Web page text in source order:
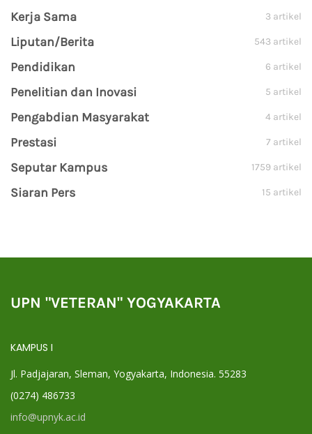
Kerja Sama 3 artikel
Liputan/Berita 543 artikel
Pendidikan 6 artikel
Penelitian dan Inovasi 5 artikel
Pengabdian Masyarakat 4 artikel
Prestasi 7 artikel
Seputar Kampus 1759 artikel
Siaran Pers 15 artikel
UPN "VETERAN" YOGYAKARTA
KAMPUS I
Jl. Padjajaran, Sleman, Yogyakarta, Indonesia. 55283
(0274) 486733
info@upnyk.ac.id